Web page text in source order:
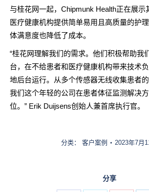
与桂花网一起，Chipmunk Health正在展示
医疗健康机构提供简单易用且高质量的护
体满意度也降低了成本。
“桂花网理解我们的需求。他们积极帮助我
台，在不给患者和医疗健康机构带来技术
地后台运行。从多个传感器无线收集患者
我们这个年轻的公司在患者体征监测解决
位。” Erik Duijsens创始人兼首席执行官。
分类： 客户案例 2023年7月
分享